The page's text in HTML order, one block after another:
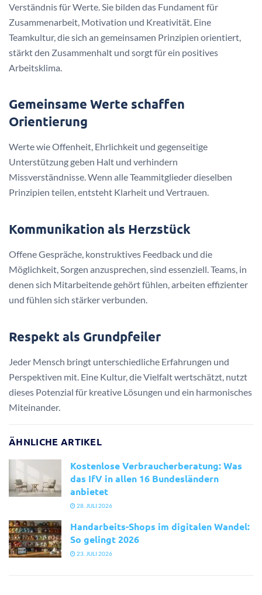
Verständnis für Werte. Sie bilden das Fundament für
Zusammenarbeit, Motivation und Kreativität. Eine
Teamkultur, die sich an gemeinsamen Prinzipien orientiert,
stärkt den Zusammenhalt und sorgt für ein positives
Arbeitsklima.
Gemeinsame Werte schaffen
Orientierung
Werte wie Offenheit, Ehrlichkeit und gegenseitige
Unterstützung geben Halt und verhindern
Missverständnisse. Wenn alle Teammitglieder dieselben
Prinzipien teilen, entsteht Klarheit und Vertrauen.
Kommunikation als Herzstück
Offene Gespräche, konstruktives Feedback und die
Möglichkeit, Sorgen anzusprechen, sind essenziell. Teams, in
denen sich Mitarbeitende gehört fühlen, arbeiten effizienter
und fühlen sich stärker verbunden.
Respekt als Grundpfeiler
Jeder Mensch bringt unterschiedliche Erfahrungen und
Perspektiven mit. Eine Kultur, die Vielfalt wertschätzt, nutzt
dieses Potenzial für kreative Lösungen und ein harmonisches
Miteinander.
ÄHNLICHE ARTIKEL
Kostenlose Verbraucherberatung: Was
das IfV in allen 16 Bundesländern
anbietet
28. JULI 2026
Handarbeits-Shops im digitalen Wandel:
So gelingt 2026
23. JULI 2026